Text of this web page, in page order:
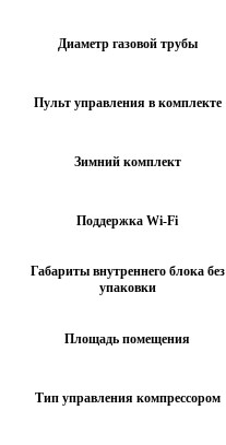
Диаметр газовой трубы
Пульт управления в комплекте
Зимний комплект
Поддержка Wi-Fi
Габариты внутреннего блока без
упаковки
Площадь помещения
Тип управления компрессором